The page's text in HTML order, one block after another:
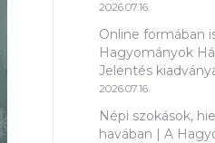
2026.07.16.
Online formában
Hagyományok
Jelentés
2026.07.16.
Népi szokások,
havában | A